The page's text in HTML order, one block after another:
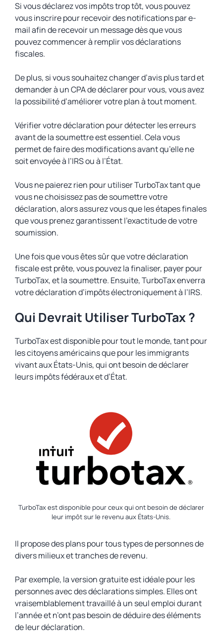
Si vous déclarez vos impôts trop tôt, vous pouvez
vous inscrire pour recevoir des notifications par e-
mail afin de recevoir un message dès que vous
pouvez commencer à remplir vos déclarations
fiscales.
De plus, si vous souhaitez changer d’avis plus tard et
demander à un CPA de déclarer pour vous, vous avez
la possibilité d’améliorer votre plan à tout moment.
Vérifier votre déclaration pour détecter les erreurs
avant de la soumettre est essentiel. Cela vous
permet de faire des modifications avant qu’elle ne
soit envoyée à l’IRS ou à l’État.
Vous ne paierez rien pour utiliser TurboTax tant que
vous ne choisissez pas de soumettre votre
déclaration, alors assurez vous que les étapes finales
que vous prenez garantissent l’exactitude de votre
soumission.
Une fois que vous êtes sûr que votre déclaration
fiscale est prête, vous pouvez la finaliser, payer pour
TurboTax, et la soumettre. Ensuite, TurboTax enverra
votre déclaration d’impôts électroniquement à l’IRS.
Qui Devrait Utiliser TurboTax ?
TurboTax est disponible pour tout le monde, tant pour
les citoyens américains que pour les immigrants
vivant aux États-Unis, qui ont besoin de déclarer
leurs impôts fédéraux et d’État.
TurboTax est disponible pour ceux qui ont besoin de déclarer
leur impôt sur le revenu aux États-Unis.
Il propose des plans pour tous types de personnes de
divers milieux et tranches de revenu.
Par exemple, la version gratuite est idéale pour les
personnes avec des déclarations simples. Elles ont
vraisemblablement travaillé à un seul emploi durant
l’année et n’ont pas besoin de déduire des éléments
de leur déclaration.